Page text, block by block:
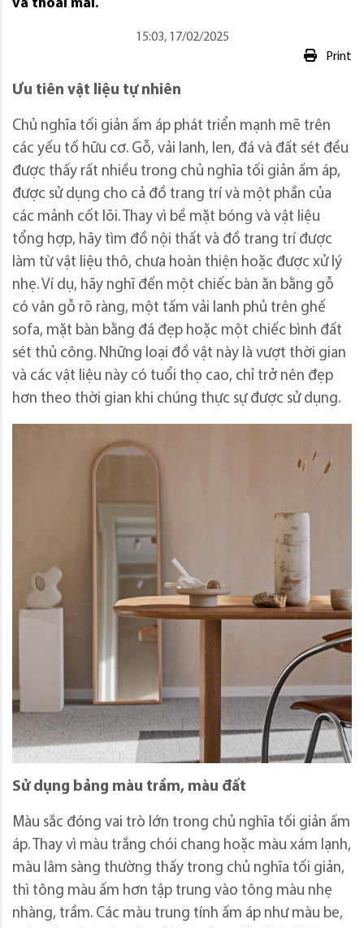
và thoải mái.
15:03, 17/02/2025
Print
Ưu tiên vật liệu tự nhiên
Chủ nghĩa tối giản ấm áp phát triển mạnh mẽ trên
các yếu tố hữu cơ. Gỗ, vải lanh, len, đá và đất sét đều
được thấy rất nhiều trong chủ nghĩa tối giản ấm áp,
được sử dụng cho cả đồ trang trí và một phần của
các mảnh cốt lõi. Thay vì bề mặt bóng và vật liệu
tổng hợp, hãy tìm đồ nội thất và đồ trang trí được
làm từ vật liệu thô, chưa hoàn thiện hoặc được xử lý
nhẹ. Ví dụ, hãy nghĩ đến một chiếc bàn ăn bằng gỗ
có vân gỗ rõ ràng, một tấm vải lanh phủ trên ghế
sofa, mặt bàn bằng đá đẹp hoặc một chiếc bình đất
sét thủ công. Những loại đồ vật này là vượt thời gian
và các vật liệu này có tuổi thọ cao, chỉ trở nên đẹp
hơn theo thời gian khi chúng thực sự được sử dụng.
Sử dụng bảng màu trầm, màu đất
Màu sắc đóng vai trò lớn trong chủ nghĩa tối giản ấm
áp. Thay vì màu trắng chói chang hoặc màu xám lạnh,
màu lâm sàng thường thấy trong chủ nghĩa tối giản,
thì tông màu ấm hơn tập trung vào tông màu nhẹ
nhàng, trầm. Các màu trung tính ấm áp như màu be,